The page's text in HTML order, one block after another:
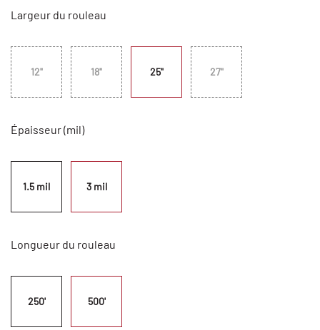
Largeur du rouleau
12" 18" 25" 27"
Épaisseur (mil)
1.5 mil 3 mil
Longueur du rouleau
250' 500'